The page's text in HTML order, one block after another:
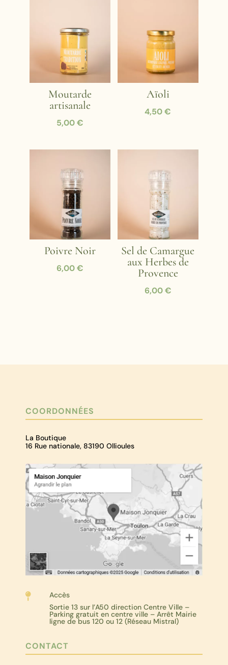
Moutarde
artisanale
5,00€
Aïoli
4,50€
Poivre Noir
6,00€
Sel de Camargue
aux Herbes de
Provence
6,00€
COORDONNÉES
La Boutique
16 Rue nationale, 83190 Ollioules

Accès
Sortie 13 sur l’A50 direction Centre Ville –
Parking gratuit en centre ville – Arrêt Mairie
ligne de bus 120 ou 12 (Réseau Mistral)
CONTACT